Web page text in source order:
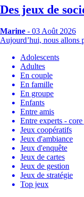
Des jeux de
Marine - 03 Août 2026
Aujourd’hui, nous allons
Adolescents
Adultes
En couple
En famille
En groupe
Enfants
Entre amis
Entre experts - core
Jeux coopératifs
Jeux d'ambiance
Jeux d'enquête
Jeux de cartes
Jeux de gestion
Jeux de stratégie
Top jeux